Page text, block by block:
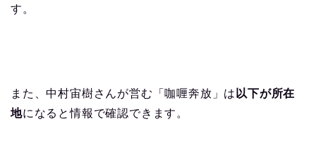
す。
また、中村宙樹さんが営む「咖喱奔放」は 以下が所在
地になると情報で確認できます。